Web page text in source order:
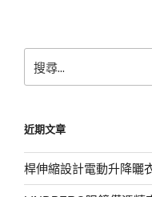
尋
字:
近期文章
桿伸縮設計電動升降曬